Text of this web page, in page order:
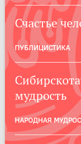
Счастье
ПУБЛИЦИСТИКА
мудрость
НАРОДНАЯ